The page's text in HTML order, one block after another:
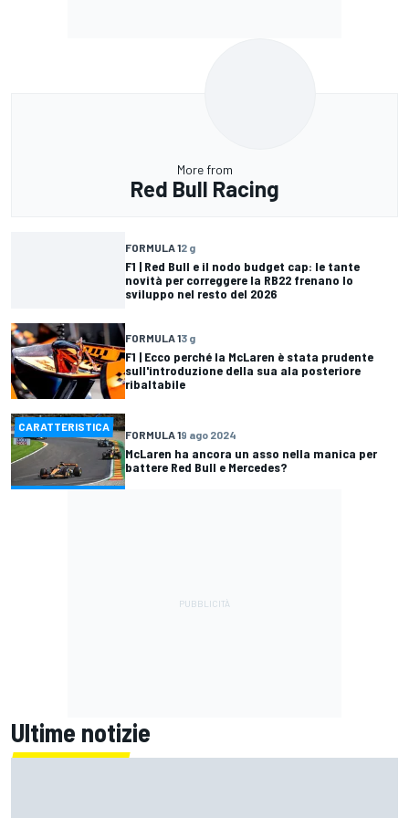
More from
Red Bull Racing
FORMULA 12 g
F1 | Red Bull e il nodo budget cap: le tante
novità per correggere la RB22 frenano lo
sviluppo nel resto del 2026
FORMULA 13 g
F1 | Ecco perché la McLaren è stata prudente
sull'introduzione della sua ala posteriore
ribaltabile
CARATTERISTICA
FORMULA 19 ago 2024
McLaren ha ancora un asso nella manica per
battere Red Bull e Mercedes?
Ultime notizie